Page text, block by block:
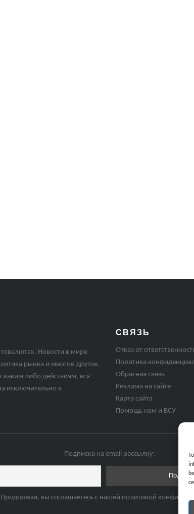
Новости в мире
рынка и многое другое.
либо действиям, вся
исключительно в
СВЯЗЬ
Отказ от
Политика
Обратная связь
Реклама на сайте
Карта сайта
Помощь нам и ВСУ
Подписка на email рассылку:
вы соглашаетесь с нашей политикой